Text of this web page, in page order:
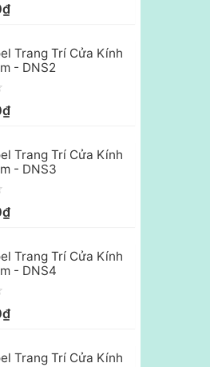
Trang Trí Cửa Kính
- DNS2
Trang Trí Cửa Kính
- DNS3
Trang Trí Cửa Kính
- DNS4
Trang Trí Cửa Kính